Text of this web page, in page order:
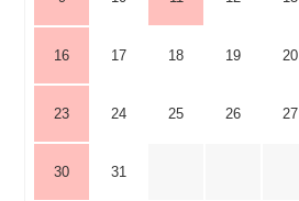
16 17 18 19 20
23 24 25 26 27
30 31